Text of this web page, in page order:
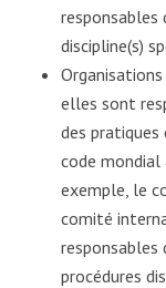
responsables
discipline(s)
elles sont
des
code
exemple, le
comité
procédures